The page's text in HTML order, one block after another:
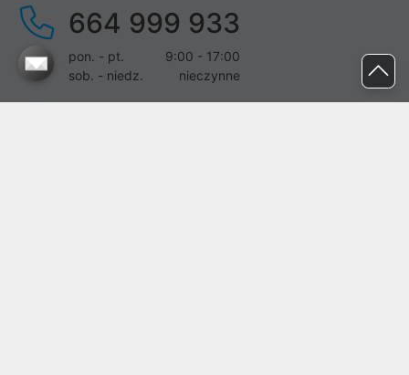
664 999 933
pon. - pt.
9:00 - 17:00
sob. - niedz.
nieczynne